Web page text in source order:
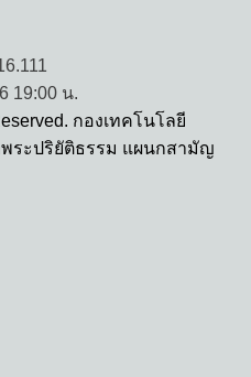
19:00 น.
กองเทคโนโลยี
ระปริยัติธรรม แผนกสามัญ